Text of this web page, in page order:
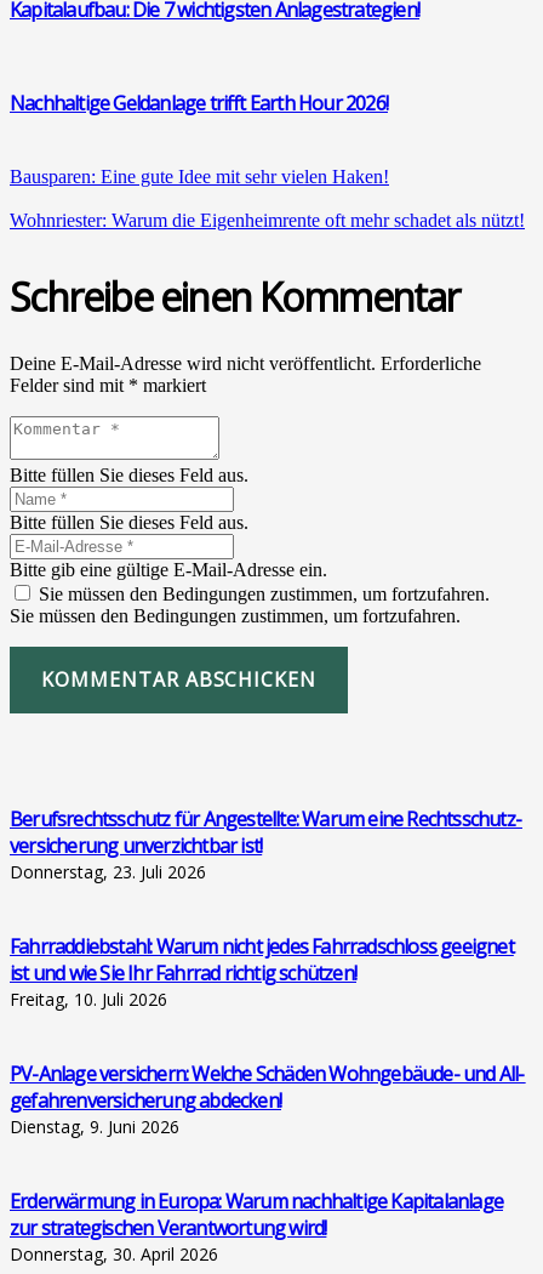
Kapi­tal­auf­bau: Die 7 wich­tigs­ten Anla­ge­stra­te­gien!
Nach­hal­ti­ge Geld­an­la­ge trifft Earth Hour 2026!
Bau­spa­ren: Eine gute Idee mit sehr vie­len Haken!
Wohn­ries­ter: War­um die Eigen­heim­ren­te oft mehr scha­det als nützt!
Schreibe einen Kommentar
Deine E-Mail-Adresse wird nicht veröffentlicht. Erforderliche
Felder sind mit * markiert
Bitte füllen Sie dieses Feld aus.
Bitte füllen Sie dieses Feld aus.
Bitte gib eine gültige E-Mail-Adresse ein.
Sie müssen den Bedingungen zustimmen, um fortzufahren.
Sie müssen den Bedingungen zustimmen, um fortzufahren.
KOMMENTAR ABSCHICKEN
Berufs­rechts­schutz für Ange­stell­te: War­um eine Rechts­schutz­
ver­si­che­rung unver­zicht­bar ist!
Donnerstag, 23. Juli 2026
Fahr­rad­dieb­stahl: War­um nicht jedes Fahr­rad­schloss geeig­net
ist und wie Sie Ihr Fahr­rad rich­tig schüt­zen!
Freitag, 10. Juli 2026
PV-Anla­ge ver­si­chern: Wel­che Schä­den Wohn­ge­bäu­de- und All­
ge­fah­ren­ver­si­che­rung abde­cken!
Dienstag, 9. Juni 2026
Erd­er­wär­mung in Euro­pa: War­um nach­hal­ti­ge Kapi­tal­an­la­ge
zur stra­te­gi­schen Ver­ant­wor­tung wird!
Donnerstag, 30. April 2026